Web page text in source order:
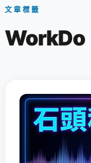
文章標籤
WorkDo